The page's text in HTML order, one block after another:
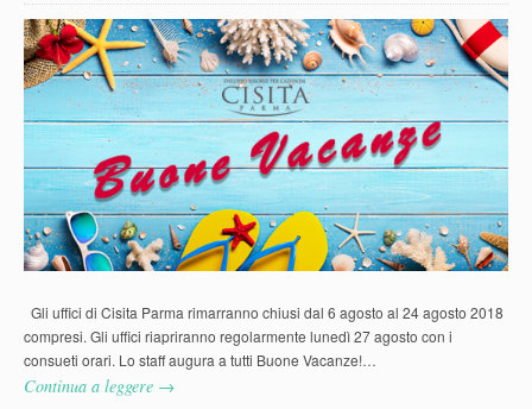
Gli uffici di Cisita Parma rimarranno chiusi dal 6 agosto al 24 agosto 2018
compresi. Gli uffici riapriranno regolarmente lunedì 27 agosto con i
consueti orari. Lo staff augura a tutti Buone Vacanze!…
Continua a leggere →